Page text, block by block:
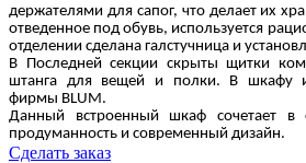
держателями для сапог, что делает их
отведенное под обувь, используется
отделении сделана галстучница и
В Последней секции скрыты щитки
штанга для вещей и полки. В шкафу
фирмы BLUM .
Данный встроенный шкаф сочетает в
продуманность и современный дизайн.
Сделать заказ